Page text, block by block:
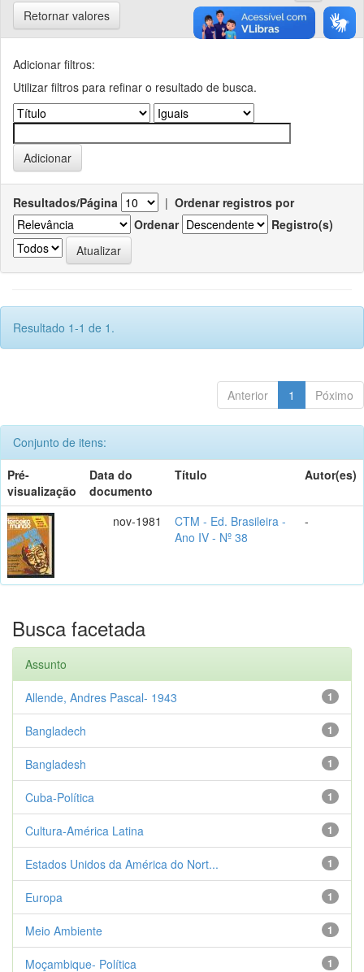
Retornar valores
Adicionar filtros:
Utilizar filtros para refinar o resultado de busca.
Resultados/Página | Ordenar registros por
Ordenar
Registro(s)
Resultado 1-1 de 1.
Anterior 1 Póximo
Conjunto de itens:
Pré-
visualização
Data do
documento
Título Autor(es)
nov-1981
CTM - Ed. Brasileira -
Ano IV - Nº 38
-
Busca facetada
Assunto
1
Allende, Andres Pascal- 1943
1
Bangladech
1
Bangladesh
1
Cuba-Política
1
Cultura-América Latina
1
Estados Unidos da América do Nort...
1
Europa
1
Meio Ambiente
1
Moçambique- Política